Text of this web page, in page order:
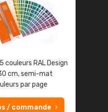
couleurs RAL Design
cm, semi-mat
par page
/ commande